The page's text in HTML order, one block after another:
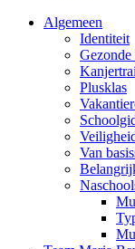
Algemeen
Identiteit
Gezonde
Plusklas
Van